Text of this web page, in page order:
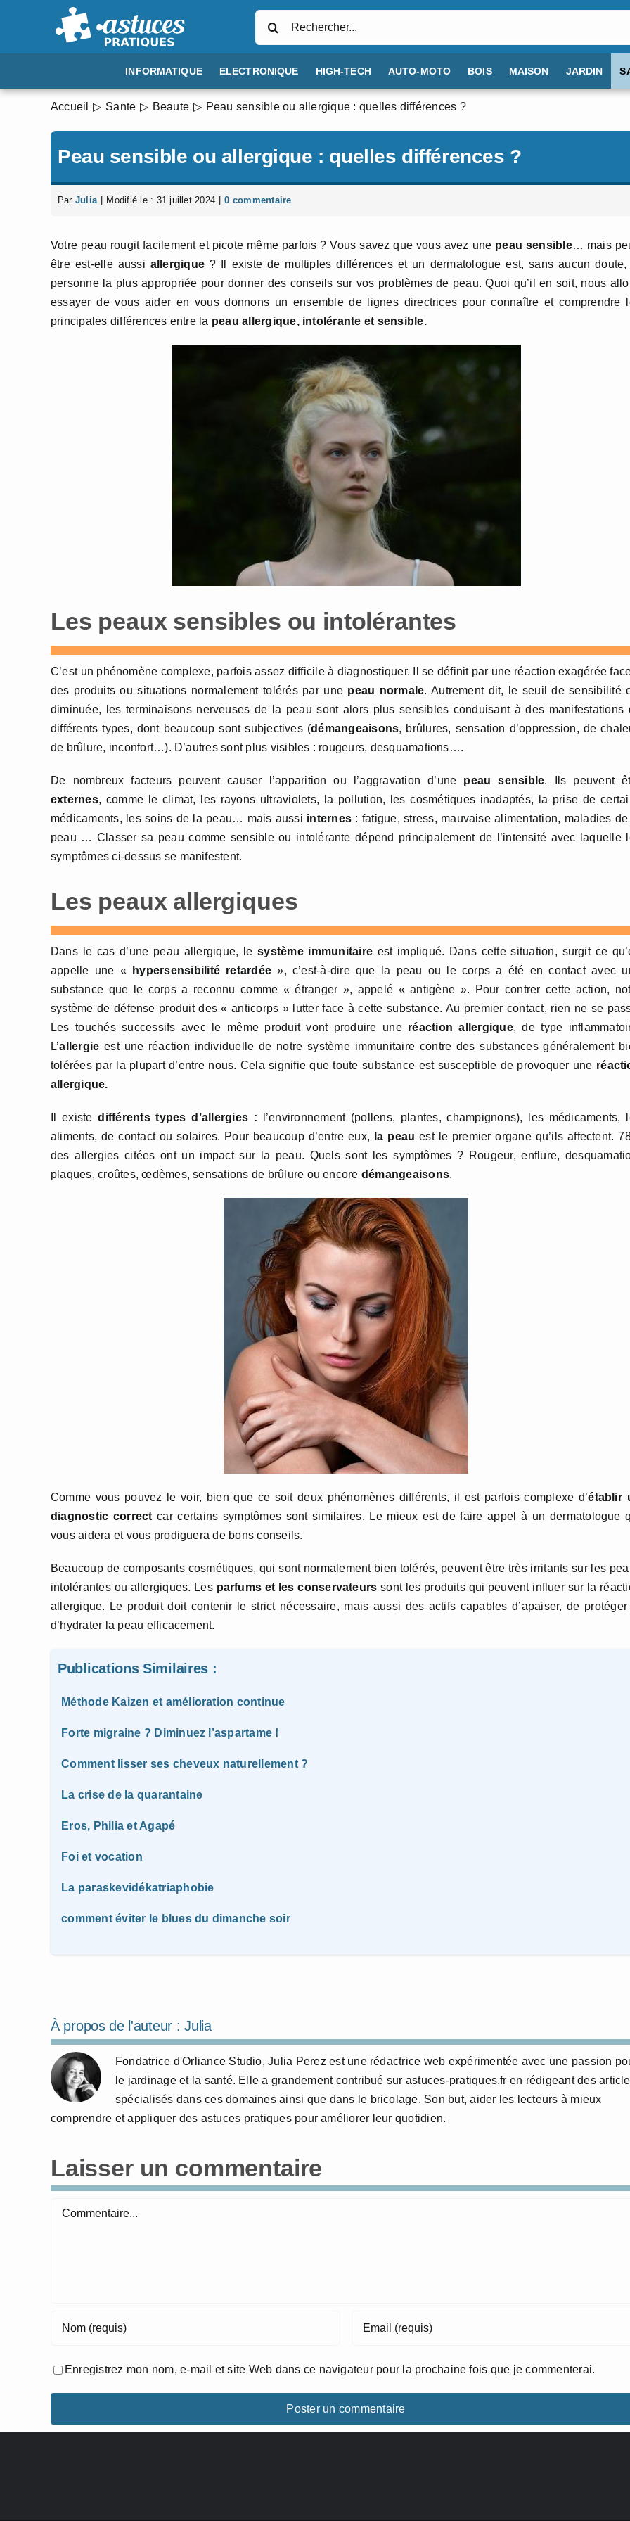
INFORMATIQUE ELECTRONIQUE HIGH-TECH AUTO-MOTO BOIS MAISON JARDIN
Accueil Sante Beaute Peau sensible ou allergique : quelles différences ?
Peau sensible ou allergique : quelles différences ?
Par Julia Modifié le : 31 juillet 2024 0 commentaire
Votre peau rougit facilement et picote même parfois ? Vous savez que vous avez une peau sensible… mais
être est-elle aussi allergique ? Il existe de multiples différences et un dermatologue est, sans aucun doute,
personne la plus appropriée pour donner des conseils sur vos problèmes de peau. Quoi qu’il en soit, nous
essayer de vous aider en vous donnons un ensemble de lignes directrices pour connaître et comprendre
principales différences entre la peau allergique, intolérante et sensible.
Les peaux sensibles ou intolérantes
C’est un phénomène complexe, parfois assez difficile à diagnostiquer. Il se définit par une réaction exagérée
des produits ou situations normalement tolérés par une peau normale. Autrement dit, le seuil de sensibilité
diminuée, les terminaisons nerveuses de la peau sont alors plus sensibles conduisant à des manifestations
différents types, dont beaucoup sont subjectives (démangeaisons, brûlures, sensation d’oppression, de
de brûlure, inconfort…). D’autres sont plus visibles : rougeurs, desquamations….
De nombreux facteurs peuvent causer l’apparition ou l’aggravation d’une peau sensible. Ils peuvent
externes, comme le climat, les rayons ultraviolets, la pollution, les cosmétiques inadaptés, la prise de
médicaments, les soins de la peau… mais aussi internes : fatigue, stress, mauvaise alimentation, maladies
peau … Classer sa peau comme sensible ou intolérante dépend principalement de l’intensité avec laquelle
symptômes ci-dessus se manifestent.
Les peaux allergiques
Dans le cas d’une peau allergique, le système immunitaire est impliqué. Dans cette situation, surgit ce
appelle une « hypersensibilité retardée », c’est-à-dire que la peau ou le corps a été en contact avec
substance que le corps a reconnu comme « étranger », appelé « antigène ». Pour contrer cette action,
système de défense produit des « anticorps » lutter face à cette substance. Au premier contact, rien ne se
Les touchés successifs avec le même produit vont produire une réaction allergique, de type
L’allergie est une réaction individuelle de notre système immunitaire contre des substances généralement
tolérées par la plupart d’entre nous. Cela signifie que toute substance est susceptible de provoquer une
allergique.
Il existedifférents types d’allergies : l’environnement (pollens, plantes, champignons), les médicaments,
aliments, de contact ou solaires. Pour beaucoup d’entre eux,
la peau est le premier organe qu’ils affectent.
des allergies citées ont un impact sur la peau. Quels sont les symptômes ? Rougeur, enflure,
plaques, croûtes, œdèmes, sensations de brûlure ou encore démangeaisons.
Comme vous pouvez le voir, bien que ce soit deux phénomènes différents, il est parfois complexe d’établir
diagnostic correct car certains symptômes sont similaires. Le mieux est de faire appel à un dermatologue
vous aidera et vous prodiguera de bons conseils.
Beaucoup de composants cosmétiques, qui sont normalement bien tolérés, peuvent être très irritants sur les
intolérantes ou allergiques. Les parfums et les conservateurs sont les produits qui peuvent influer sur la
allergique. Le produit doit contenir le strict nécessaire, mais aussi des actifs capables d’apaiser, de protéger
d’hydrater la peau efficacement.
Publications Similaires :
Méthode Kaizen et amélioration continue
Forte migraine ? Diminuez l’aspartame !
Comment lisser ses cheveux naturellement ?
La crise de la quarantaine
Eros, Philia et Agapé
Foi et vocation
La paraskevidékatriaphobie
comment éviter le blues du dimanche soir
À propos de l'auteur :Julia
Fondatrice d'Orliance Studio, Julia Perez est une rédactrice web expérimentée avec une passion
le jardinage et la santé. Elle a grandement contribué sur astuces-pratiques.fr en rédigeant des
spécialisés dans ces domaines ainsi que dans le bricolage. Son but, aider les lecteurs à mieux
comprendre et appliquer des astuces pratiques pour améliorer leur quotidien.
Laisser un commentaire
Commentaire
Enregistrez mon nom, e-mail et site Web dans ce navigateur pour la prochaine fois que je commenterai.